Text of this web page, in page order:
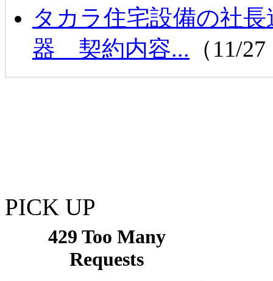
タカラ住宅設備の社
器 契約内容... （11/
PICK UP